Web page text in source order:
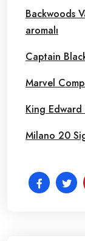
Backwoods
aromalı
Captain
Marvel
King
Milano 20